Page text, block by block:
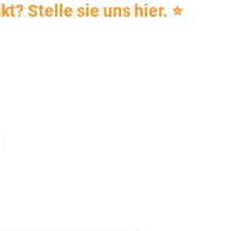
Stelle sie uns hier. ⭐